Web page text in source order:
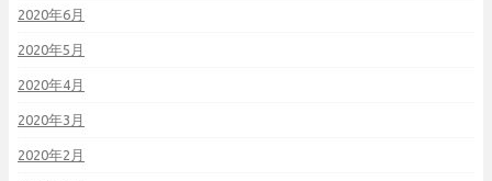
2020年6月
2020年5月
2020年4月
2020年3月
2020年2月